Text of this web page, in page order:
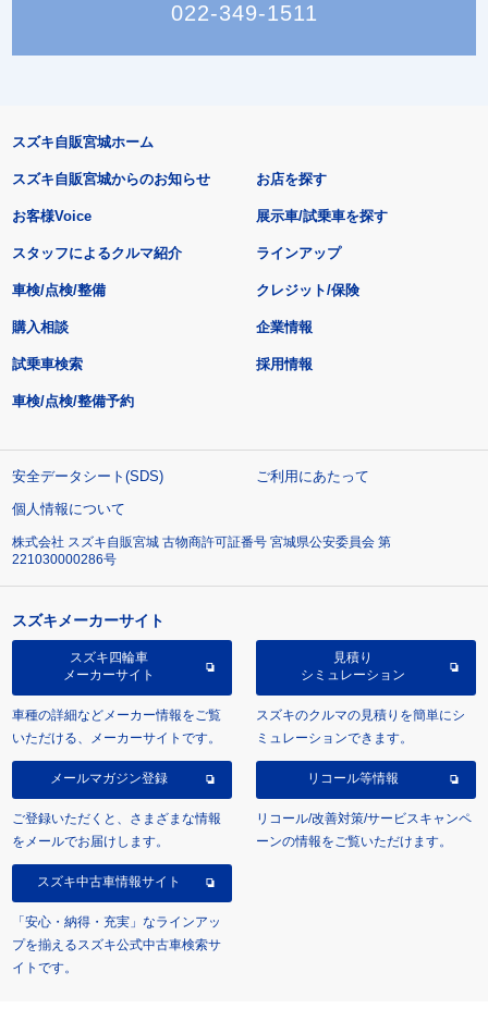
022-349-1511
スズキ自販宮城ホーム
スズキ自販宮城からのお知らせ
お客様Voice
スタッフによるクルマ紹介
お店を探す
展示車/試乗車を探す
ラインアップ
車検/点検/整備 クレジット/保険
購入相談
試乗車検索
車検/点検/整備予約
企業情報
採用情報
安全データシート(SDS)
ご利用にあたって
個人情報について
株式会社 スズキ自販宮城 古物商許可証番号 宮城県公安委員会 第
221030000286号
スズキメーカーサイト
スズキ四輪車
メーカーサイト
車種の詳細などメーカー情報をご覧
いただける、メーカーサイトです。
見積り
シミュレーション
スズキのクルマの見積りを簡単にシ
ミュレーションできます。
メールマガジン登録
ご登録いただくと、さまざまな情報
をメールでお届けします。
リコール等情報
リコール/改善対策/サービスキャンペ
ーンの情報をご覧いただけます。
スズキ中古車情報サイト
「安心・納得・充実」なラインアッ
プを揃えるスズキ公式中古車検索サ
イトです。